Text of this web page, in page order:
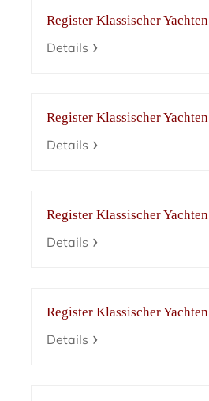
Register Klassischer Yachten
Details
Register Klassischer Yachten
Details
Register Klassischer Yachten
Details
Register Klassischer Yachten
Details